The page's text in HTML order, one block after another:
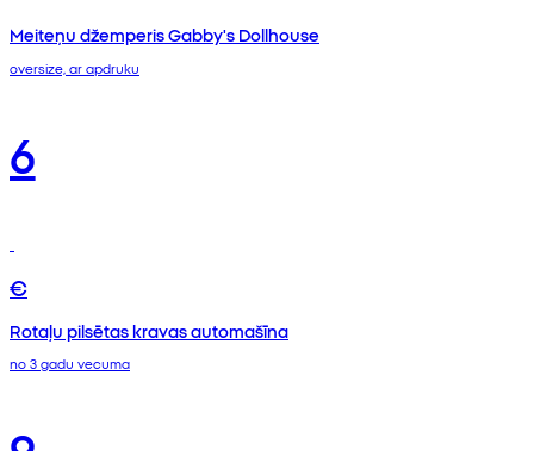
Meiteņu džemperis Gabby's Dollhouse
oversize, ar apdruku
6
€
Rotaļu pilsētas kravas automašīna
no 3 gadu vecuma